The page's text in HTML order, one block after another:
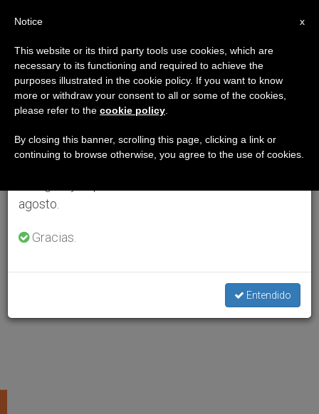
×
Aviso importante
Del 27 de julio al 7 de agosto haremos la pausa
anual, aprovechando que en el periodo de verano
se generan menos informaciones y también el
agosto.
Gracias.
Entendido
x
Notice
This website or its third party tools use cookies, which are
necessary to its functioning and required to achieve the
purposes illustrated in the cookie policy. If you want to know
more or withdraw your consent to all or some of the cookies,
please refer to the cookie policy
By closing this banner, scrolling this page, clicking a link or
continuing to browse otherwise, you agree to the use of cookies.